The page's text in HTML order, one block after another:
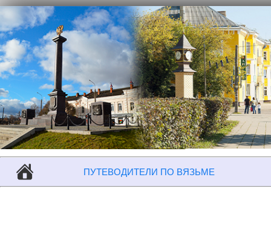
ПУТЕВОДИТЕЛИ ПО ВЯЗЬМЕ